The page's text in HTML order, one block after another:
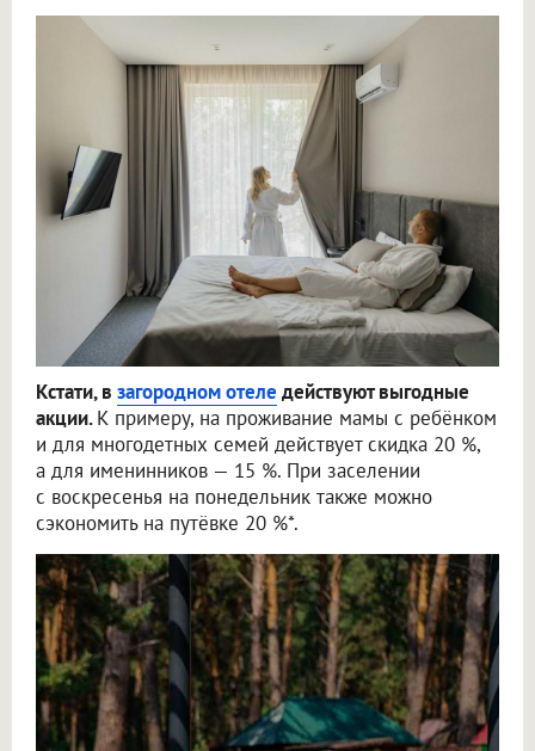
Кстати, в загородном отеле действуют выгодные
акции.К примеру, на проживание мамы с ребёнком
и для многодетных семей действует скидка 20 %,
а для именинников — 15 %. При заселении
с воскресенья на понедельник также можно
сэкономить на путёвке 20 %*.